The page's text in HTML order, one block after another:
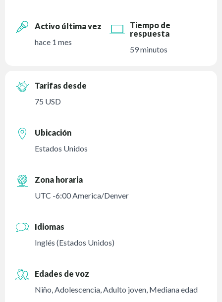
Activo última vez
hace 1 mes
Tiempo de
respuesta
59 minutos
Tarifas desde
75 USD
Ubicación
Estados Unidos
Zona horaria
UTC -6:00 America/Denver
Idiomas
Inglés (Estados Unidos)
Edades de voz
Niño,Adolescencia,Adulto joven, Mediana edad